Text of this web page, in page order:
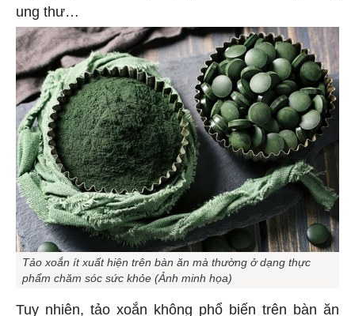
ung thư…
Tảo xoắn ít xuất hiện trên bàn ăn mà thường ở dạng thực
phẩm chăm sóc sức khỏe (Ảnh minh họa)
Tuy nhiên, tảo xoắn không phổ biến trên bàn ăn